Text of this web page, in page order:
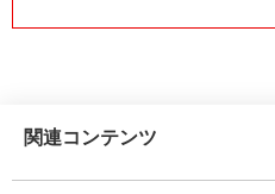
関連コンテンツ